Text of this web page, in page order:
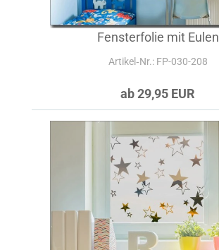
Fensterfolie mit Eulen
Artikel‑Nr.: FP-030-208
ab 29,95 EUR